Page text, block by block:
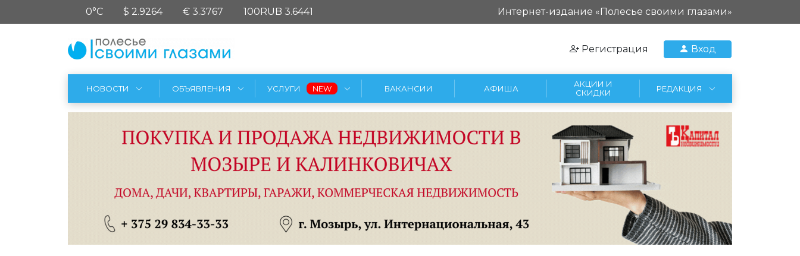
0°C $ 2.9264 € 3.3767 100RUB 3.6441 Интернет-издание «Полесье своими глазами»
Регистрация Вход
НОВОСТИ ОБЪЯВЛЕНИЯ УСЛУГИ ВАКАНСИИ АФИША
АКЦИИ И
СКИДКИ
РЕДАКЦИЯ